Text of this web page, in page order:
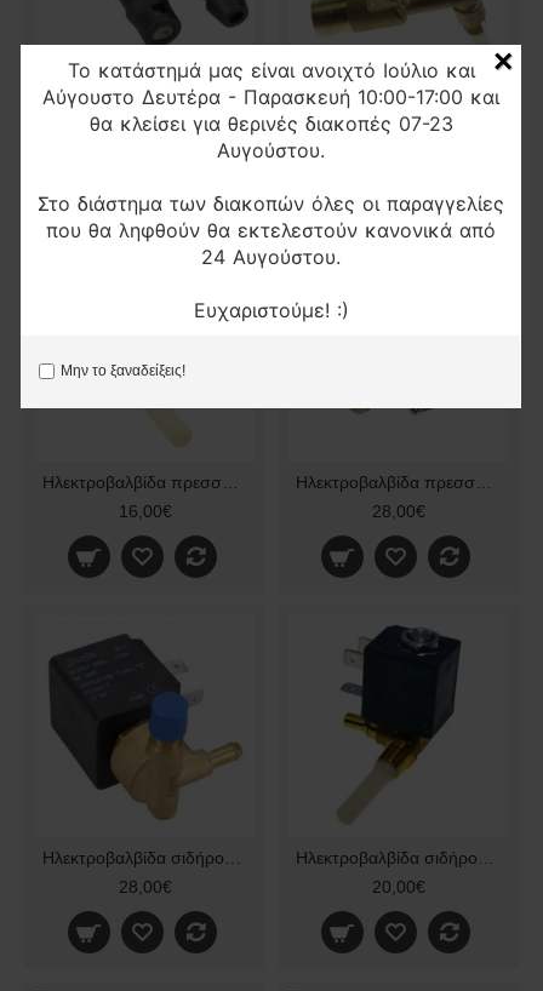
Το κατάστημά μας είναι ανοιχτό Ιούλιο και
Αύγουστο Δευτέρα - Παρασκευή 10:00-17:00 και
θα κλείσει για θερινές διακοπές 07-23
Αυγούστου.
Στο διάστημα των διακοπών όλες οι παραγγελίες
που θα ληφθούν θα εκτελεστούν κανονικά από
24 Αυγούστου.
Ευχαριστούμε! :)
Μην το ξαναδείξεις!
×
7,00€
Ηλεκτροβαλβίδα πρεσσοσιδήρου Tefal
28,00€
16,00€
28,00€
28,00€
20,00€